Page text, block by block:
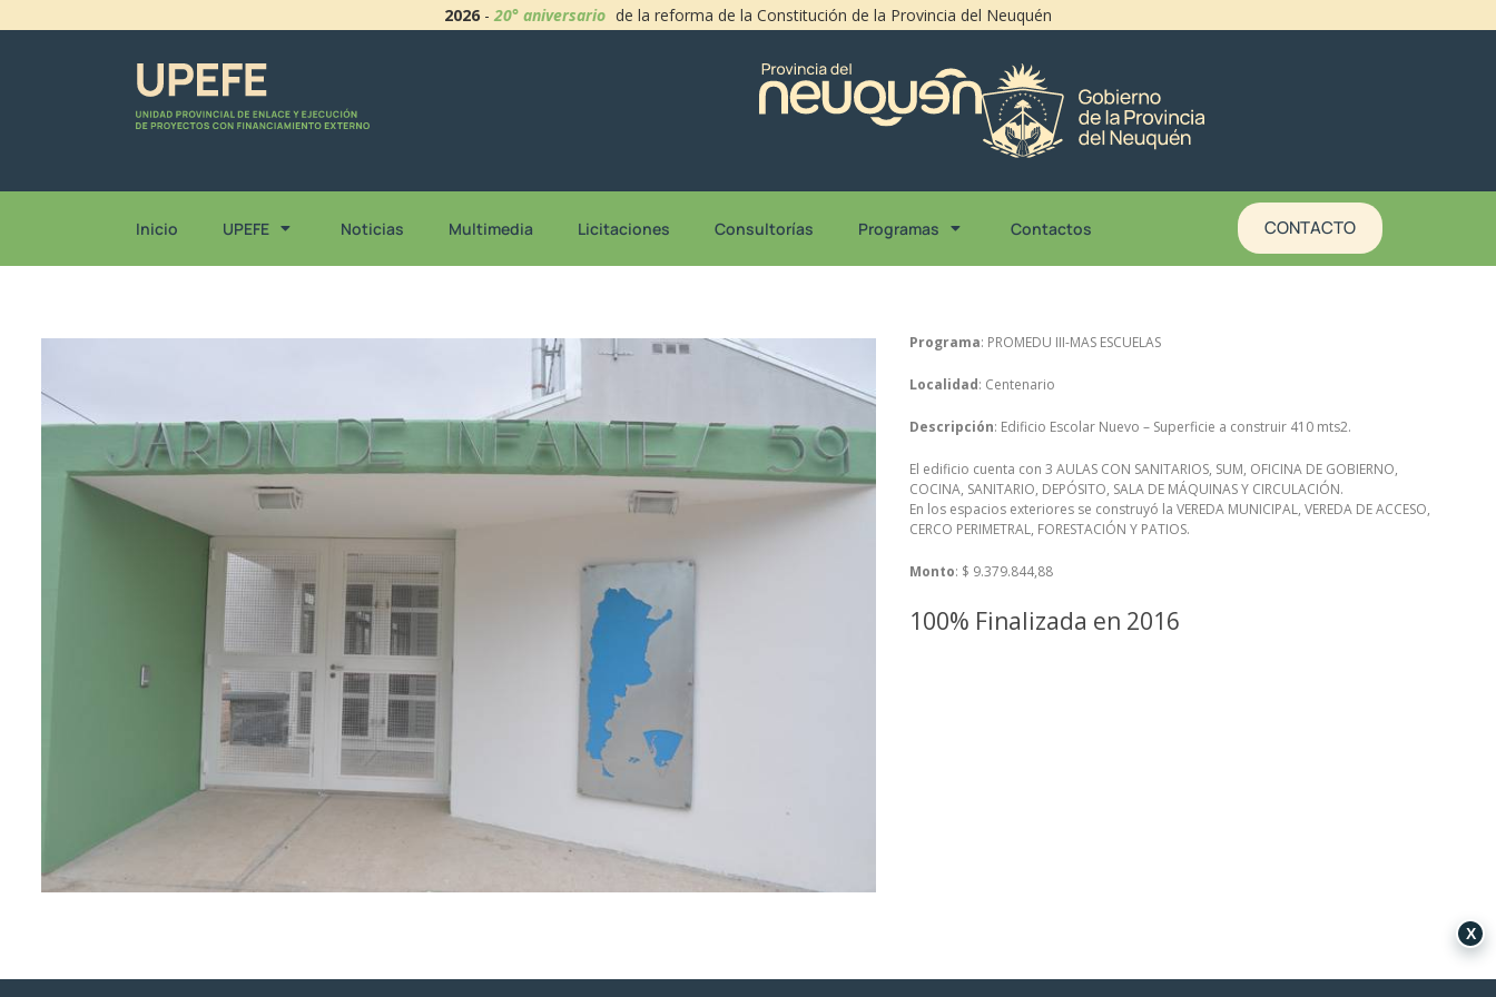
2026 -20° aniversario de la reforma de la Constitución de la Provincia del Neuquén
Inicio UPEFE Noticias Multimedia Licitaciones Consultorías Programas Contactos CONTACTO
Programa: PROMEDU III-MAS ESCUELAS
Localidad: Centenario
Descripción: Edificio Escolar Nuevo – Superficie a construir 410 mts2.
El edificio cuenta con 3 AULAS CON SANITARIOS, SUM, OFICINA DE GOBIERNO,
COCINA, SANITARIO, DEPÓSITO, SALA DE MÁQUINAS Y CIRCULACIÓN.
En los espacios exteriores se construyó la VEREDA MUNICIPAL, VEREDA DE ACCESO,
CERCO PERIMETRAL, FORESTACIÓN Y PATIOS.
Monto: $ 9.379.844,88
100% Finalizada en 2016
X